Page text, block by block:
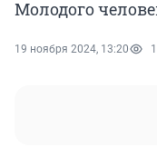
Молодого
19 ноября 2024, 13:20